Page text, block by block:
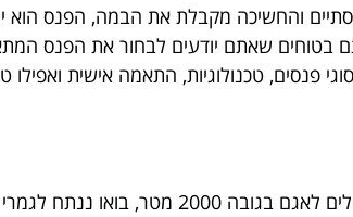
והחשיכה מקבלת את הבמה, הפנס
שאתם יודעים לבחור את הפנס
פנסים, טכנולוגיות, התאמה אישית ואפילו
לגמרי מה כוללים פנסים